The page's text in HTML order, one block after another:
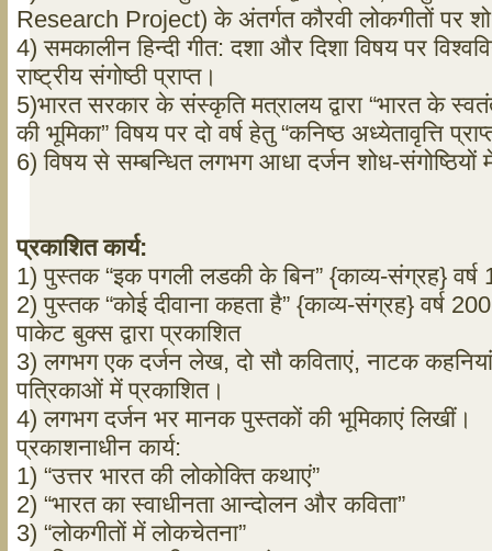
Research Project) के अंतर्गत कौरवी लोकगीतों पर
4) समकालीन हिन्दी गीत: दशा और दिशा विषय पर
राष्ट्रीय संगोष्ठी प्राप्त।
5)भारत सरकार के संस्कृति मत्रालय द्वारा “भारत के
की भूमिका” विषय पर दो वर्ष हेतु “कनिष्ठ अध्येतावृत्ति
6) विषय से सम्बन्धित लगभग आधा दर्जन शोध-
प्रकाशित कार्य:
1) पुस्तक “इक पगली लडकी के बिन” {काव्य-संग्रह} वर्ष
2) पुस्तक “कोई दीवाना कहता है” {काव्य-संग्रह} वर्ष
पाकेट बुक्स द्वारा प्रकाशित
3) लगभग एक दर्जन लेख, दो सौ कविताएं, नाटक
पत्रिकाओं में प्रकाशित।
4) लगभग दर्जन भर मानक पुस्तकों की भूमिकाएं लिखीं।
प्रकाशनाधीन कार्य:
1) “उत्तर भारत की लोकोक्ति कथाएं”
2) “भारत का स्वाधीनता आन्दोलन और कविता”
3) “लोकगीतों में लोकचेतना”